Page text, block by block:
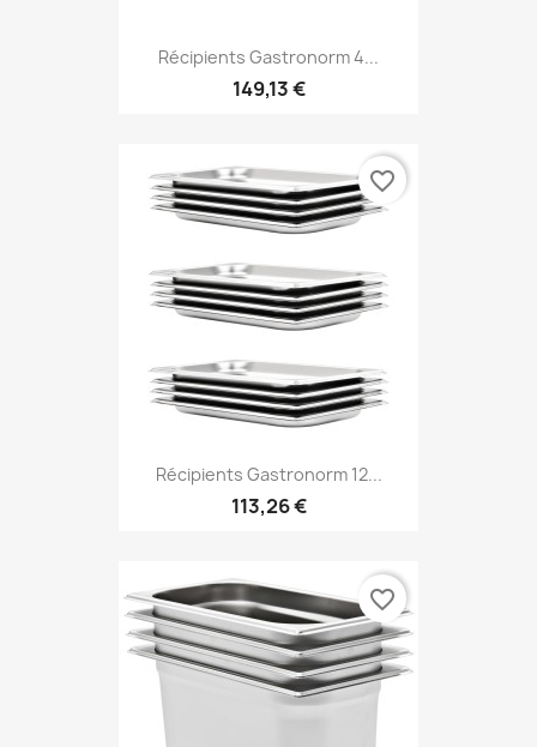
Récipients Gastronorm 4...
149,13 €
Récipients Gastronorm 12...
113,26 €
favorite_border
favorite_border